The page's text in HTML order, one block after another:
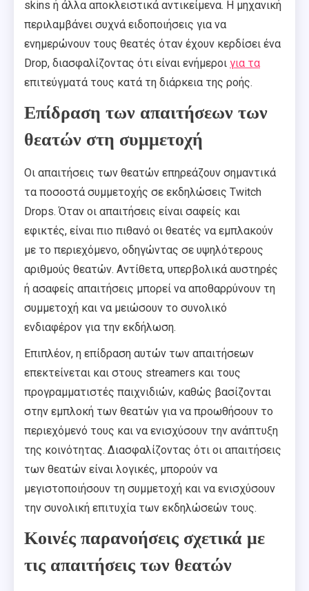
skins ή άλλα αποκλειστικά αντικείμενα. Η μηχανική
περιλαμβάνει συχνά ειδοποιήσεις για να
ενημερώνουν τους θεατές όταν έχουν κερδίσει ένα
Drop, διασφαλίζοντας ότι είναι ενήμεροι για τα
επιτεύγματά τους κατά τη διάρκεια της ροής.
Επίδραση των απαιτήσεων των
θεατών στη συμμετοχή
Οι απαιτήσεις των θεατών επηρεάζουν σημαντικά
τα ποσοστά συμμετοχής σε εκδηλώσεις Twitch
Drops. Όταν οι απαιτήσεις είναι σαφείς και
εφικτές, είναι πιο πιθανό οι θεατές να εμπλακούν
με το περιεχόμενο, οδηγώντας σε υψηλότερους
αριθμούς θεατών. Αντίθετα, υπερβολικά αυστηρές
ή ασαφείς απαιτήσεις μπορεί να αποθαρρύνουν τη
συμμετοχή και να μειώσουν το συνολικό
ενδιαφέρον για την εκδήλωση.
Επιπλέον, η επίδραση αυτών των απαιτήσεων
επεκτείνεται και στους streamers και τους
προγραμματιστές παιχνιδιών, καθώς βασίζονται
στην εμπλοκή των θεατών για να προωθήσουν το
περιεχόμενό τους και να ενισχύσουν την ανάπτυξη
της κοινότητας. Διασφαλίζοντας ότι οι απαιτήσεις
των θεατών είναι λογικές, μπορούν να
μεγιστοποιήσουν τη συμμετοχή και να ενισχύσουν
την συνολική επιτυχία των εκδηλώσεών τους.
Κοινές παρανοήσεις σχετικά με
τις απαιτήσεις των θεατών